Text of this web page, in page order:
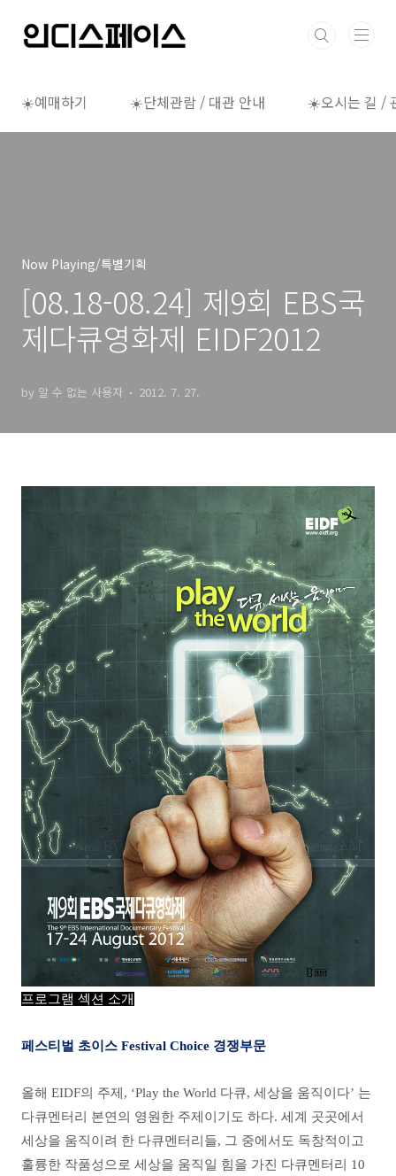
☀️예매하기 ☀️단체관람 / 대관 안내 ☀️오시는 길 /
Now Playing/특별기획
[08.18-08.24] 제9회 EBS국
제다큐영화제 EIDF2012
by 알 수 없는 사용자 2012. 7. 27.
프로그램 섹션 소개
페스티벌 초이스 Festival Choice 경쟁부문
올해 EIDF의 주제, ‘Play the World 다큐, 세상을 움직이다’ 는
다큐멘터리 본연의 영원한 주제이기도 하다. 세계 곳곳에서
세상을 움직이려 한 다큐멘터리들, 그 중에서도 독창적이고
훌륭한 작품성으로 세상을 움직일 힘을 가진 다큐멘터리 10